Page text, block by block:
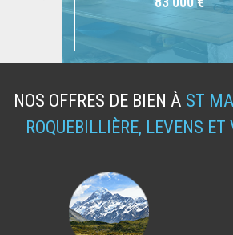
NOS OFFRES DE BIEN À ST
ROQUEBILLIÈRE, LEVENS ET